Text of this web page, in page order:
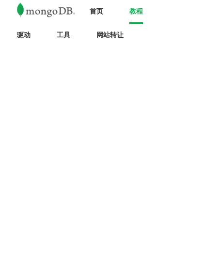
首页 教程
驱动 工具 网站转让